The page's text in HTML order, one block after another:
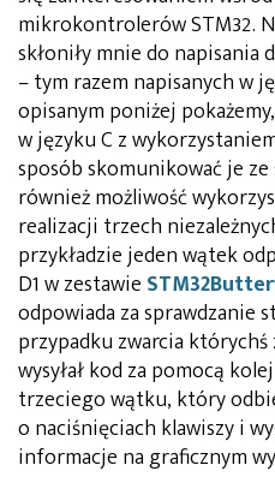
mikrokontrolerów STM32.
skłoniły mnie do
– tym razem napisanych w
opisanym poniżej
w języku C z
sposób skomunikować je
również możliwość
realizacji trzech
przykładzie jeden wątek
D1 w zestawie
odpowiada za sprawdzanie
przypadku zwarcia
wysyłał kod za pomocą
trzeciego wątku, który
o naciśnięciach klawiszy i
informacje na graficznym